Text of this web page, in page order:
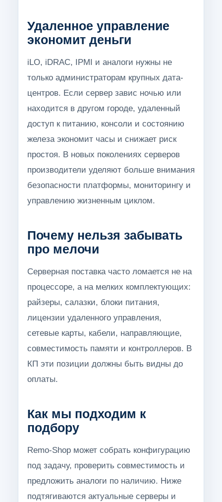
Удаленное управление
экономит деньги
iLO, iDRAC, IPMI и аналоги нужны не
только администраторам крупных дата-
центров. Если сервер завис ночью или
находится в другом городе, удаленный
доступ к питанию, консоли и состоянию
железа экономит часы и снижает риск
простоя. В новых поколениях серверов
производители уделяют больше внимания
безопасности платформы, мониторингу и
управлению жизненным циклом.
Почему нельзя забывать
про мелочи
Серверная поставка часто ломается не на
процессоре, а на мелких комплектующих:
райзеры, салазки, блоки питания,
лицензии удаленного управления,
сетевые карты, кабели, направляющие,
совместимость памяти и контроллеров. В
КП эти позиции должны быть видны до
оплаты.
Как мы подходим к
подбору
Remo-Shop может собрать конфигурацию
под задачу, проверить совместимость и
предложить аналоги по наличию. Ниже
подтягиваются актуальные серверы и